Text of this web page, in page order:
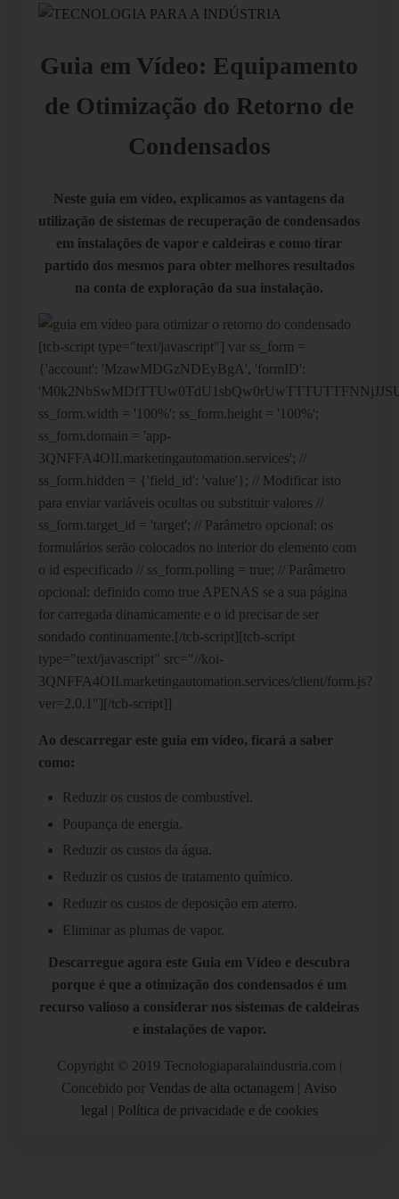
Guia em Vídeo: Equipamento
de Otimização do Retorno de
Condensados
Neste guia em vídeo, explicamos as vantagens da
utilização de sistemas de recuperação de condensados
em instalações de vapor e caldeiras e como tirar
partido dos mesmos para obter melhores resultados
na conta de exploração da sua instalação.
[tcb-script type="text/javascript"] var ss_form =
{'account': 'MzawMDGzNDEyBgA', 'formID':
ss_form.width = '100%'; ss_form.height = '100%';
ss_form.domain = 'app-
3QNFFA4OII.marketingautomation.services'; //
ss_form.hidden = {'field_id': 'value'}; // Modificar isto
para enviar variáveis ocultas ou substituir valores //
ss_form.target_id = 'target'; // Parâmetro opcional: os
formulários serão colocados no interior do elemento com
o id especificado // ss_form.polling = true; // Parâmetro
opcional: definido como true APENAS se a sua página
for carregada dinamicamente e o id precisar de ser
sondado continuamente.[/tcb-script][tcb-script
type="text/javascript" src="//koi-
3QNFFA4OII.marketingautomation.services/client/form.js?
ver=2.0.1″][/tcb-script]]
Ao descarregar este guia em vídeo, ficará a saber
como:
Reduzir os custos de combustível.
Poupança de energia.
Reduzir os custos da água.
Reduzir os custos de tratamento químico.
Reduzir os custos de deposição em aterro.
Eliminar as plumas de vapor.
Descarregue agora este Guia em Vídeo e descubra
porque é que a otimização dos condensados é um
recurso valioso a considerar nos sistemas de caldeiras
e instalações de vapor.
Copyright © 2019 Tecnologiaparalaindustria.com |
Concebido por Vendas de alta octanagem | Aviso
legal | Política de privacidade e de cookies